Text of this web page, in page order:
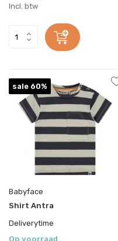
Incl. btw
sale 60%
Babyface
Shirt Antra
Deliverytime
Op voorraad